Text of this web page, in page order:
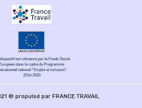
est cofinancé par le Fonds Social
Européen dans le cadre du Programme
national "Emploi et inclusion"
2014-2020
© propulsé par FRANCE TRAVAIL